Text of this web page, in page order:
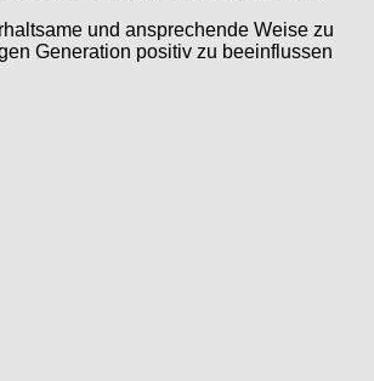
und ansprechende Weise zu
Generation positiv zu beeinflussen